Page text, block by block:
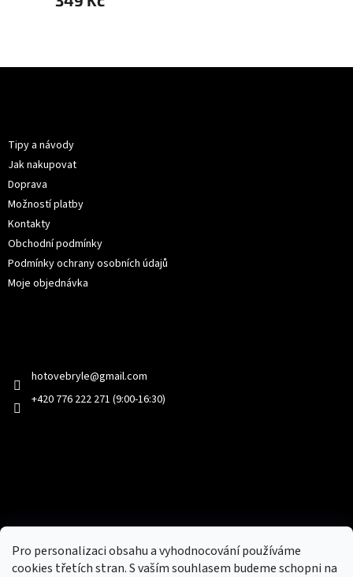
Pro personalizaci obsahu a vyhodnocování používáme
cookies třetích stran. S vaším souhlasem budeme schopni na
Tipy a návody
Jak nakupovat
Doprava
Možností platby
Kontakty
Obchodní podmínky
Podmínky ochrany osobních údajů
Moje objednávka
hotovebryle@gmail.com
+420 776 222 271 (9:00-16:30)